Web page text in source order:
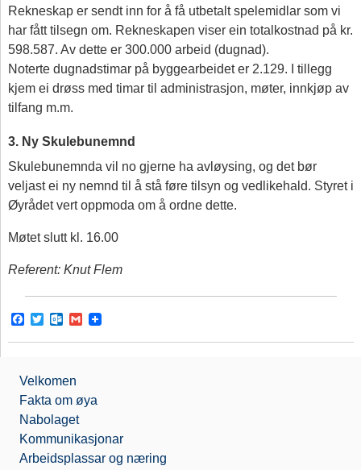
Rekneskap er sendt inn for å få utbetalt spelemidlar som vi
har fått tilsegn om. Rekneskapen viser ein totalkostnad på kr.
598.587. Av dette er 300.000 arbeid (dugnad).
Noterte dugnadstimar på byggearbeidet er 2.129. I tillegg
kjem ei drøss med timar til administrasjon, møter, innkjøp av
tilfang m.m.
3. Ny Skulebunemnd
Skulebunemnda vil no gjerne ha avløysing, og det bør
veljast ei ny nemnd til å stå føre tilsyn og vedlikehald. Styret i
Øyrådet vert oppmoda om å ordne dette.
Møtet slutt kl. 16.00
Referent: Knut Flem
F
c
o
o
k
T
i
e
r
O
t
o
k
.
c
o
m
G
a
Velkomen
Fakta om øya
Nabolaget
Kommunikasjonar
Arbeidsplassar og næring